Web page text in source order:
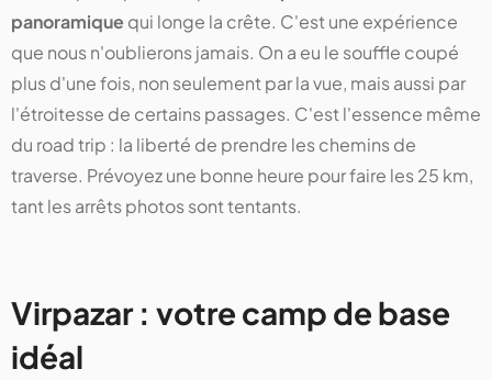
panoramiquequi longe la crête. C'est une expérience
que nous n'oublierons jamais. On a eu le souffle coupé
plus d'une fois, non seulement par la vue, mais aussi par
l'étroitesse de certains passages. C'est l'essence même
du road trip : la liberté de prendre les chemins de
traverse. Prévoyez une bonne heure pour faire les 25 km,
tant les arrêts photos sont tentants.
Virpazar : votre camp de base
idéal